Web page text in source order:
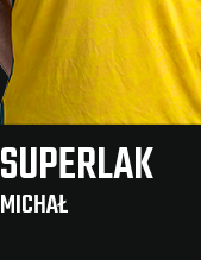
SUPERLAK
MICHAŁ